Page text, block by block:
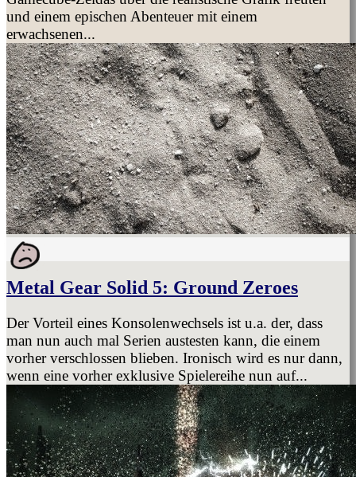
und einem epischen Abenteuer mit einem
erwachsenen...
Metal Gear Solid 5: Ground Zeroes
Der Vorteil eines Konsolenwechsels ist u.a. der, dass
man nun auch mal Serien austesten kann, die einem
vorher verschlossen blieben. Ironisch wird es nur dann,
wenn eine vorher exklusive Spielereihe nun auf...